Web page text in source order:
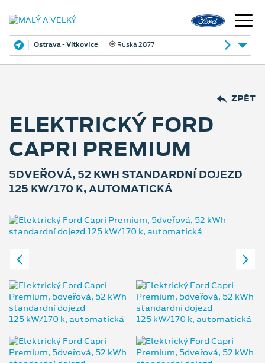
Ostrava - Vítkovice Ruská 2877
ZPĚT
ELEKTRICKÝ FORD
CAPRI PREMIUM
5DVEŘOVÁ, 52 KWH STANDARDNÍ DOJEZD
125 KW/170 K, AUTOMATICKÁ